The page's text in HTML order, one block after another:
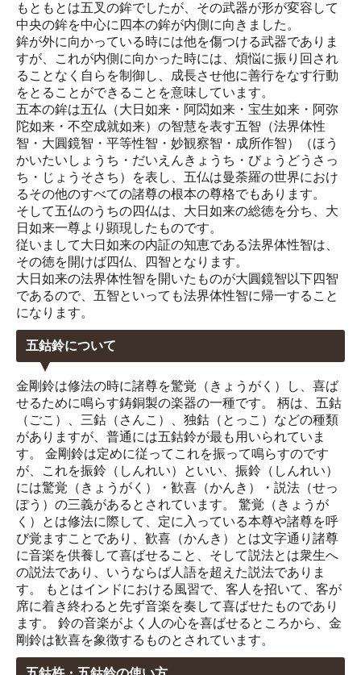
もともとは五叉の鉾でしたが、その武器が形が変容して
中央の鉾を中心に四本の鉾が内側に向きました。
鉾が外に向かっている時には他を傷つける武器でありま
すが、これが内側に向かった時には、煩悩に振り回され
ることなく自らを制御し、成長させ他に善行をなす行動
をとることができることを意味しています。
五本の鉾は五仏（大日如来・阿閦如来・宝生如来・阿弥
陀如来・不空成就如来）の智慧を表す五智（法界体性
智・大圓鏡智・平等性智・妙観察智・成所作智）（ほう
かいたいしょうち・だいえんきょうち・びょうどうさっ
ち・じょうそさち）を表し、五仏は曼荼羅の世界におけ
るその他のすべての諸尊の根本の尊格でもあります。
そして五仏のうちの四仏は、大日如来の総徳を分ち、大
日如来一尊より顕現したものです。
従いまして大日如来の内証の知恵である法界体性智は、
その徳を開けば四仏、四智となります。
大日如来の法界体性智を開いたものが大圓鏡智以下四智
であるので、五智といっても法界体性智に帰一すること
になります。
五鈷鈴について
金剛鈴は修法の時に諸尊を驚覚（きょうがく）し、喜ば
せるために鳴らす鋳銅製の楽器の一種です。 柄は、五鈷
（ごこ）、三鈷（さんこ）、独鈷（とっこ）などの種類
がありますが、普通には五鈷鈴が最も用いられていま
す。 金剛鈴は定めに従ってこれを振って鳴らすのです
が、これを振鈴（しんれい）といい、振鈴（しんれい）
には驚覚（きょうがく）・歓喜（かんき）・説法（せっ
ぽう）の三義があるとされています。 驚覚（きょうが
く）とは修法に際して、定に入っている本尊や諸尊を呼
び覚ますことであり、歓喜（かんき）とは文字通り諸尊
に音楽を供養して喜ばせること、そして説法とは衆生へ
の説法であり、いうならば人語を超えた説法でありま
す。 もとはインドにおける風習で、客人を招いて、客が
席に着き終わると先ず音楽を奏して喜ばせたものであり
ます。 鈴の音楽がよく人の心を喜ばせるところから、金
剛鈴は歓喜を象徴するものとされています。